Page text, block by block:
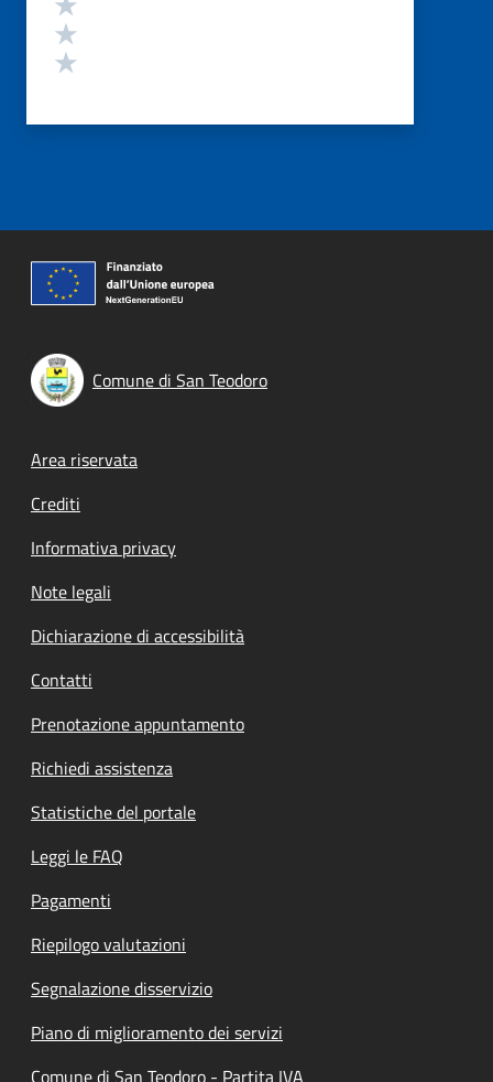
Comune di San Teodoro
Footer menu
Area riservata
Crediti
Informativa privacy
Note legali
Dichiarazione di accessibilità
Contatti
Prenotazione appuntamento
Richiedi assistenza
Statistiche del portale
Leggi le FAQ
Pagamenti
Riepilogo valutazioni
Segnalazione disservizio
Piano di miglioramento dei servizi
Comune di San Teodoro - Partita IVA